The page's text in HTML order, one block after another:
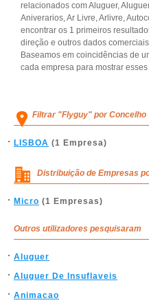
relacionados com Aluguer,
Aniverarios, Ar Livre, Arlivre,
encontrar os 1 primeiros
direção e outros dados
Baseamos em coincidências de
cada empresa para mostrar
Filtrar "Flyguy" por Concelho
LISBOA (1 Empresa)
Distribuição de Empresas
Micro (1 Empresas)
Outros utilizadores pesquisaram
Aluguer
Aluguer De Insuflaveis
Animacao